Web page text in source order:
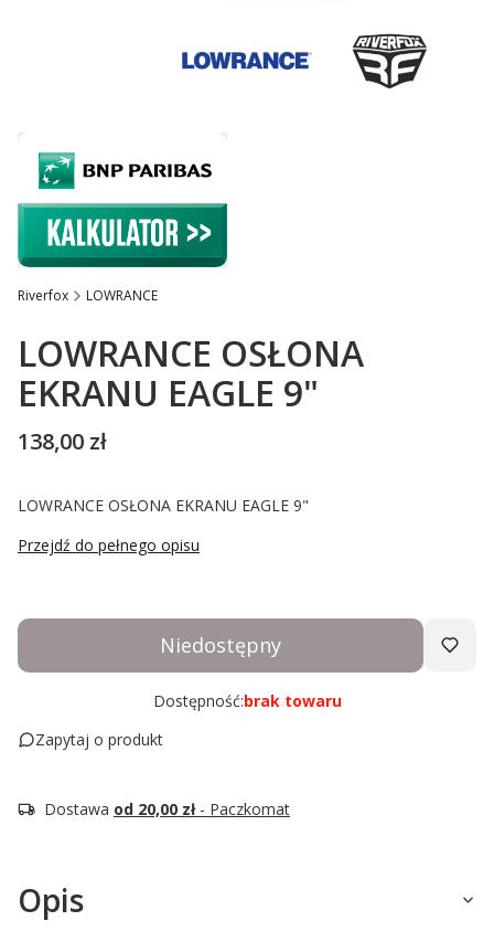
Riverfox LOWRANCE
LOWRANCE OSŁONA
EKRANU EAGLE 9"
Cena
138,00 zł
LOWRANCE OSŁONA EKRANU EAGLE 9"
Przejdź do pełnego opisu
Niedostępny
Dostępność:brak towaru
Zapytaj o produkt
Dostawa od 20,00 zł - Paczkomat
Opis